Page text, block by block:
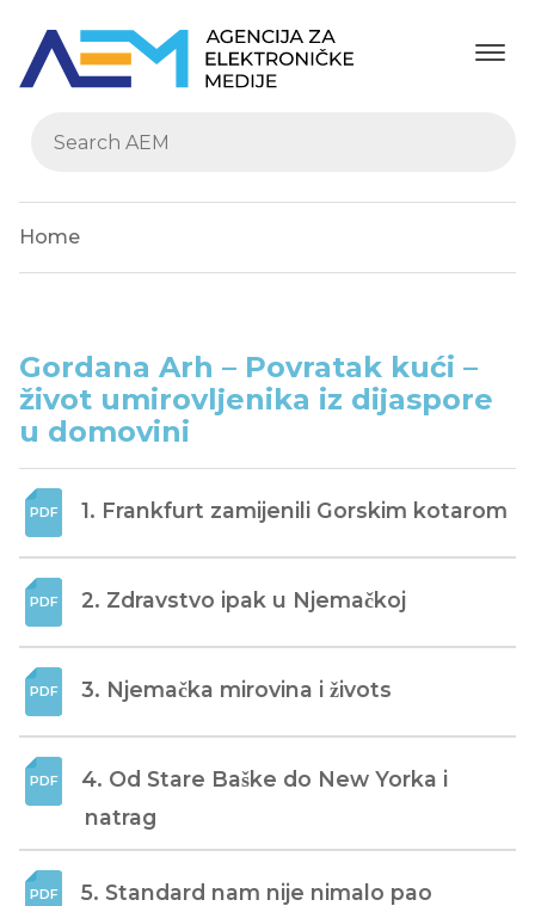
Home
Gordana Arh – Povratak kući –
život umirovljenika iz dijaspore
u domovini
1. Frankfurt zamijenili Gorskim kotarom
2. Zdravstvo ipak u Njemačkoj
3. Njemačka mirovina i živots
4. Od Stare Baške do New Yorka i
natrag
5. Standard nam nije nimalo pao